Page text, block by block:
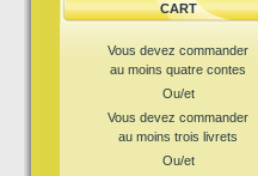
CART
Vous devez commander
au moins quatre contes
Ou/et
Vous devez commander
au moins trois livrets
Ou/et